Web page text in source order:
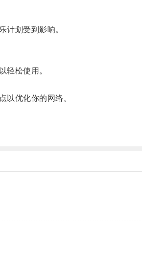
划受到影响。
松使用。
优化你的网络。